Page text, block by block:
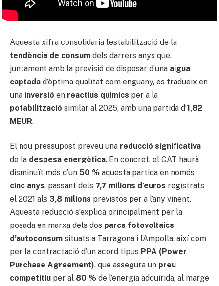
Aquesta xifra consolidaria l’estabilització de la
tendència de consum dels darrers anys que,
juntament amb la previsió de disposar d’una aigua
captada d’òptima qualitat com enguany, es tradueix en
una inversió en reactius químics per a la
potabilització similar al 2025, amb una partida d’1,82
MEUR.
El nou pressupost preveu una reducció significativa
de la despesa energètica. En concret, el CAT haurà
disminuït més d’un 50 % aquesta partida en només
cinc anys, passant dels 7,7 milions d’euros registrats
el 2021 als 3,8 milions previstos per a l’any vinent.
Aquesta reducció s’explica principalment per la
posada en marxa dels dos parcs fotovoltaics
d’autoconsum situats a Tarragona i l’Ampolla, així com
per la contractació d’un acord tipus PPA (Power
Purchase Agreement), que assegura un preu
competitiu per al 80 % de l’energia adquirida, al marge